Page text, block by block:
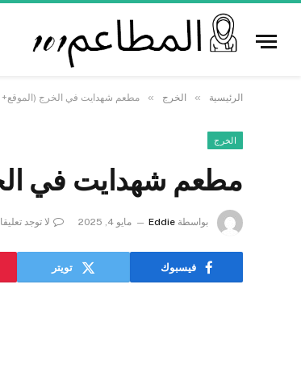
الرئيسية » الخرج » مطعم شهدايت في الخرج (الموقع+
الخرج
مطعم شهدايت في
بواسطة Eddie مايو 4, 2025 لا توجد
فيسبوك تويتر
or CBD are not supported.